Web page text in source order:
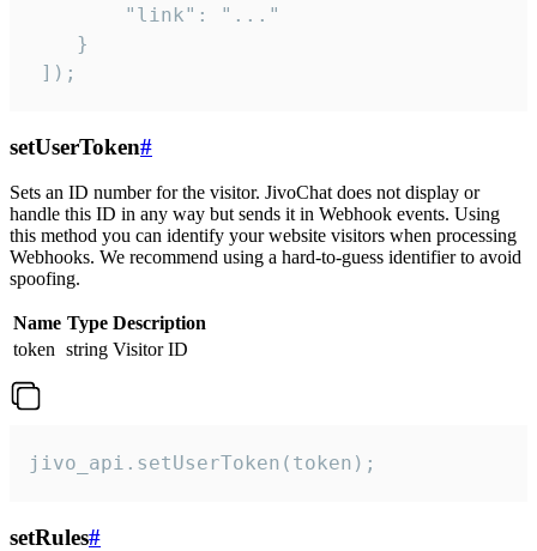
        "link": "..."
    }
]);
setUserToken#
Sets an ID number for the visitor. JivoChat does not display or
handle this ID in any way but sends it in Webhook events. Using
this method you can identify your website visitors when processing
Webhooks. We recommend using a hard-to-guess identifier to avoid
spoofing.
Name Type Description
token string Visitor ID
jivo_api.setUserToken(token);
setRules#